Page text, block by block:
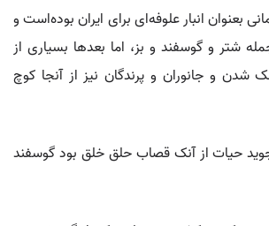
بعنوان انبار علوفه‌ای برای ایران بوده‌است و
شتر و گوسفند و بز، اما بعدها بسیاری از
و جانوران و پرندگان نیز از آنجا کوچ
حیات از آنک قصاب حلق خلق بود گوسفند